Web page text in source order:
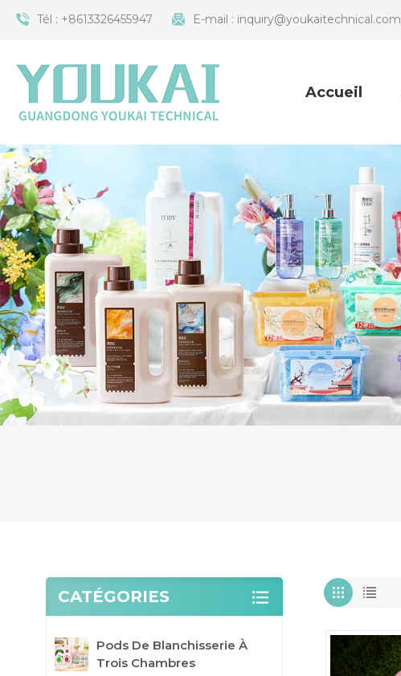
Tél : +8613326455947 E-mail : inquiry@youkaitechnical.com
Accueil
CATÉGORIES
Pods De Blanchisserie À
Trois Chambres